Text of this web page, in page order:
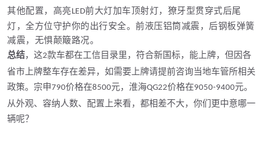
其他配置，高亮 LED前大灯加车顶射灯，獠牙型贯穿式后尾
灯，全方位守护你的出行安全。前液压铝筒减震，后钢板弹簧
减震，无惧颠簸路况。
总结，这2款车都在工信目录里，符合新国标，能上牌，但因各
省市上牌整车存在差异，如需要上牌请提前咨询当地车管所相关
政策。宗申790价格在8500元，淮海QG22价格在9050-9400元。
从外观、容纳人数、配置上来看，都相差不大，你们更中意哪一
辆呢？